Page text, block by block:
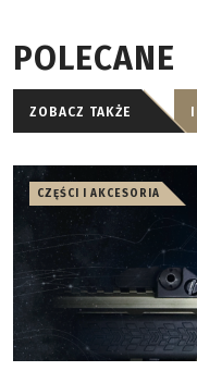
POLECANE
ZOBACZ TAKŻE
CZĘŚCI I AKCESORIA